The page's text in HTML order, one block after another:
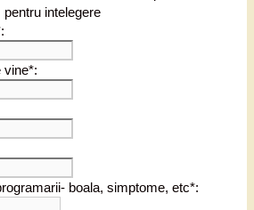
intelegere
vine*:
boala, simptome, etc*: